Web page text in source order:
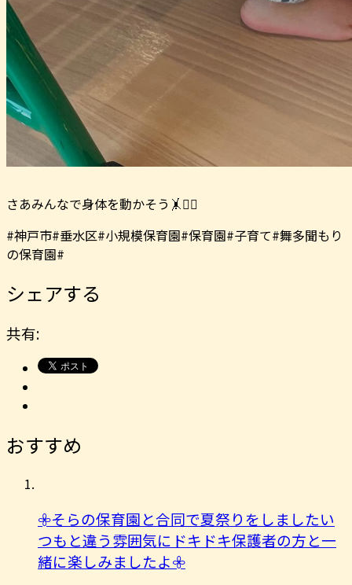
さあみんなで身体を動かそう🤸🤸‍♀️
#神戸市#垂水区#小規模保育園#保育園#子育て#舞多聞もり
の保育園#
シェアする
共有:
おすすめ
𖧷そらの保育園と合同で夏祭りをしましたい
つもと違う雰囲気にドキドキ保護者の方と一
緒に楽しみましたよ︎𖧷